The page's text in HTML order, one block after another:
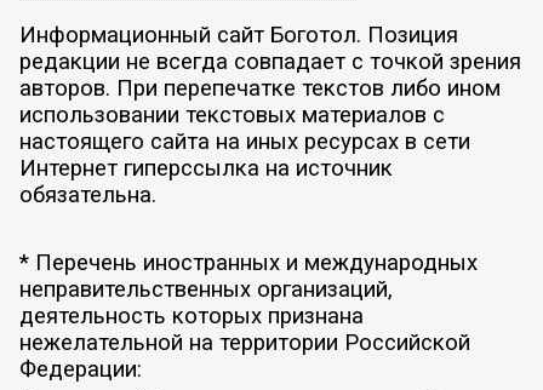
Информационный сайт Боготол. Позиция
редакции не всегда совпадает с точкой зрения
авторов. При перепечатке текстов либо ином
использовании текстовых материалов с
настоящего сайта на иных ресурсах в сети
Интернет гиперссылка на источник
обязательна.
* Перечень иностранных и международных
неправительственных организаций,
деятельность которых признана
нежелательной на территории Российской
Федерации: